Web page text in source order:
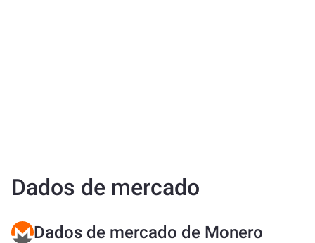
Dados de mercado
Dados de mercado de Monero